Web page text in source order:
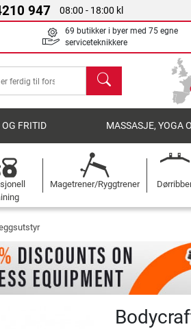
947 08:00 - 18:00 kl
69 butikker i byer med 75 egne
serviceteknikkere
søk
OG FRITID MASSASJE, YOGA
Magetrener/Ryggtrener